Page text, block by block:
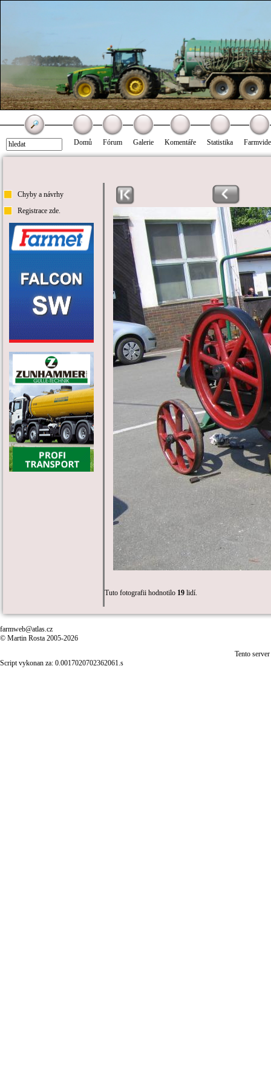
Domů Fórum Galerie Komentáře Statistika
Chyby a návrhy
Registrace zde.
Tuto fotografii hodnotilo 19 lidí.
farmweb@atlas.cz
© Martin Rosta 2005-2026
Tento
Script vykonan za: 0.0017020702362061.s